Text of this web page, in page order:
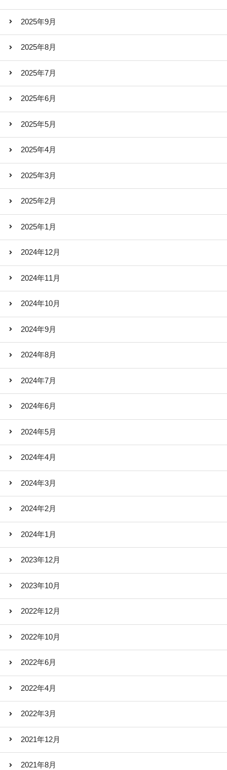
2025年9月
2025年8月
2025年7月
2025年6月
2025年5月
2025年4月
2025年3月
2025年2月
2025年1月
2024年12月
2024年11月
2024年10月
2024年9月
2024年8月
2024年7月
2024年6月
2024年5月
2024年4月
2024年3月
2024年2月
2024年1月
2023年12月
2023年10月
2022年12月
2022年10月
2022年6月
2022年4月
2022年3月
2021年12月
2021年8月